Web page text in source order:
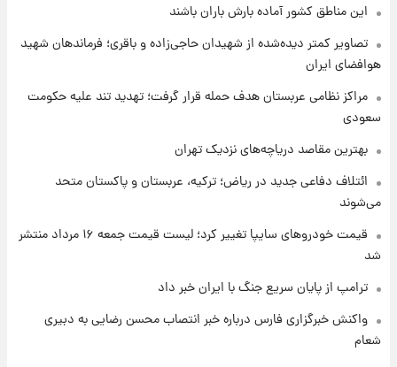
قیمت طلا و سکه امروز پنجشنبه ۱۵ مرداد ۱۴۰۵
شارژ جدید کالابرگ برای سه دهک؛ جزئیات اعلام
این مناطق کشور آماده بارش باران باشند
تصاویر کمتر دیده‌شده از شهیدان حاجی‌زاده و باقری؛ فرماندهان شهید
هوافضای ایران
مراکز نظامی عربستان هدف حمله قرار گرفت؛ تهدید تند علیه حکومت
سعودی
بهترین مقاصد دریاچه‌های نزدیک تهران
ائتلاف دفاعی جدید در ریاض؛ ترکیه، عربستان و پاکستان متحد
می‌شوند
قیمت خودروهای سایپا تغییر کرد؛ لیست قیمت جمعه ۱۶ مرداد منتشر
شد
ترامپ از پایان سریع جنگ با ایران خبر داد
واکنش خبرگزاری فارس درباره خبر انتصاب محسن رضایی به دبیری
شعام